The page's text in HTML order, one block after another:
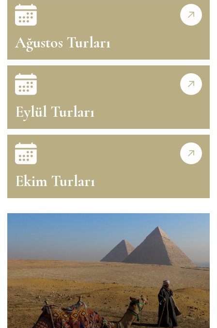
Ağustos Turları
Eylül Turları
Ekim Turları